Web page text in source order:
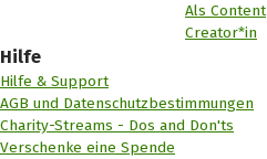
Als Content
Creator*in
Hilfe
Hilfe & Support
AGB und Datenschutzbestimmungen
Charity-Streams - Dos and Don'ts
Verschenke eine Spende